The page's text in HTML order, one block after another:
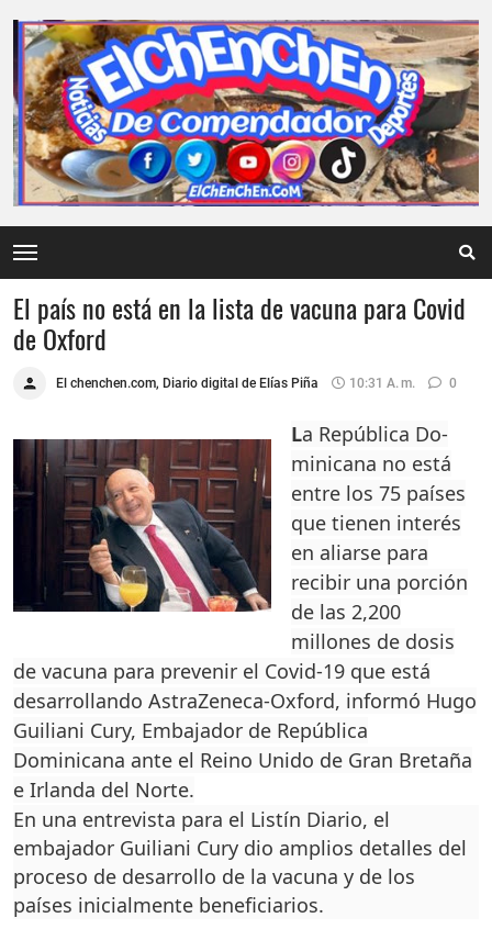
El país no está en la lista de vacuna para Covid
de Oxford
El chenchen.com, Diario digital de Elías Piña 10:31 A. M. 0
La República Do­
minicana no es­tá
entre los 75 países
que tie­nen interés
en aliarse para
recibir una por­ción
de las 2,200
millones de dosis
de vacuna para pre­venir el Covid-19 que está
desarrollando AstraZeneca-Oxford, informó Hugo
Gui­liani Cury, Embajador de Re­pública
Dominicana ante el Reino Unido de Gran Breta­ña
e Irlanda del Norte.
En una entrevista para el Listín Diario, el
embajador Guiliani Cury dio amplios detalles del
proceso de desa­rrollo de la vacuna y de los
países inicialmente benefi­ciarios.